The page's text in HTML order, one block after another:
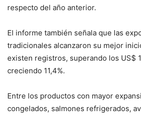
respecto del año anterior.
El informe también señala que las
tradicionales alcanzaron su mejor
existen registros, superando los US$
creciendo 11,4%.
Entre los productos con mayor
congelados, salmones refrigerados,